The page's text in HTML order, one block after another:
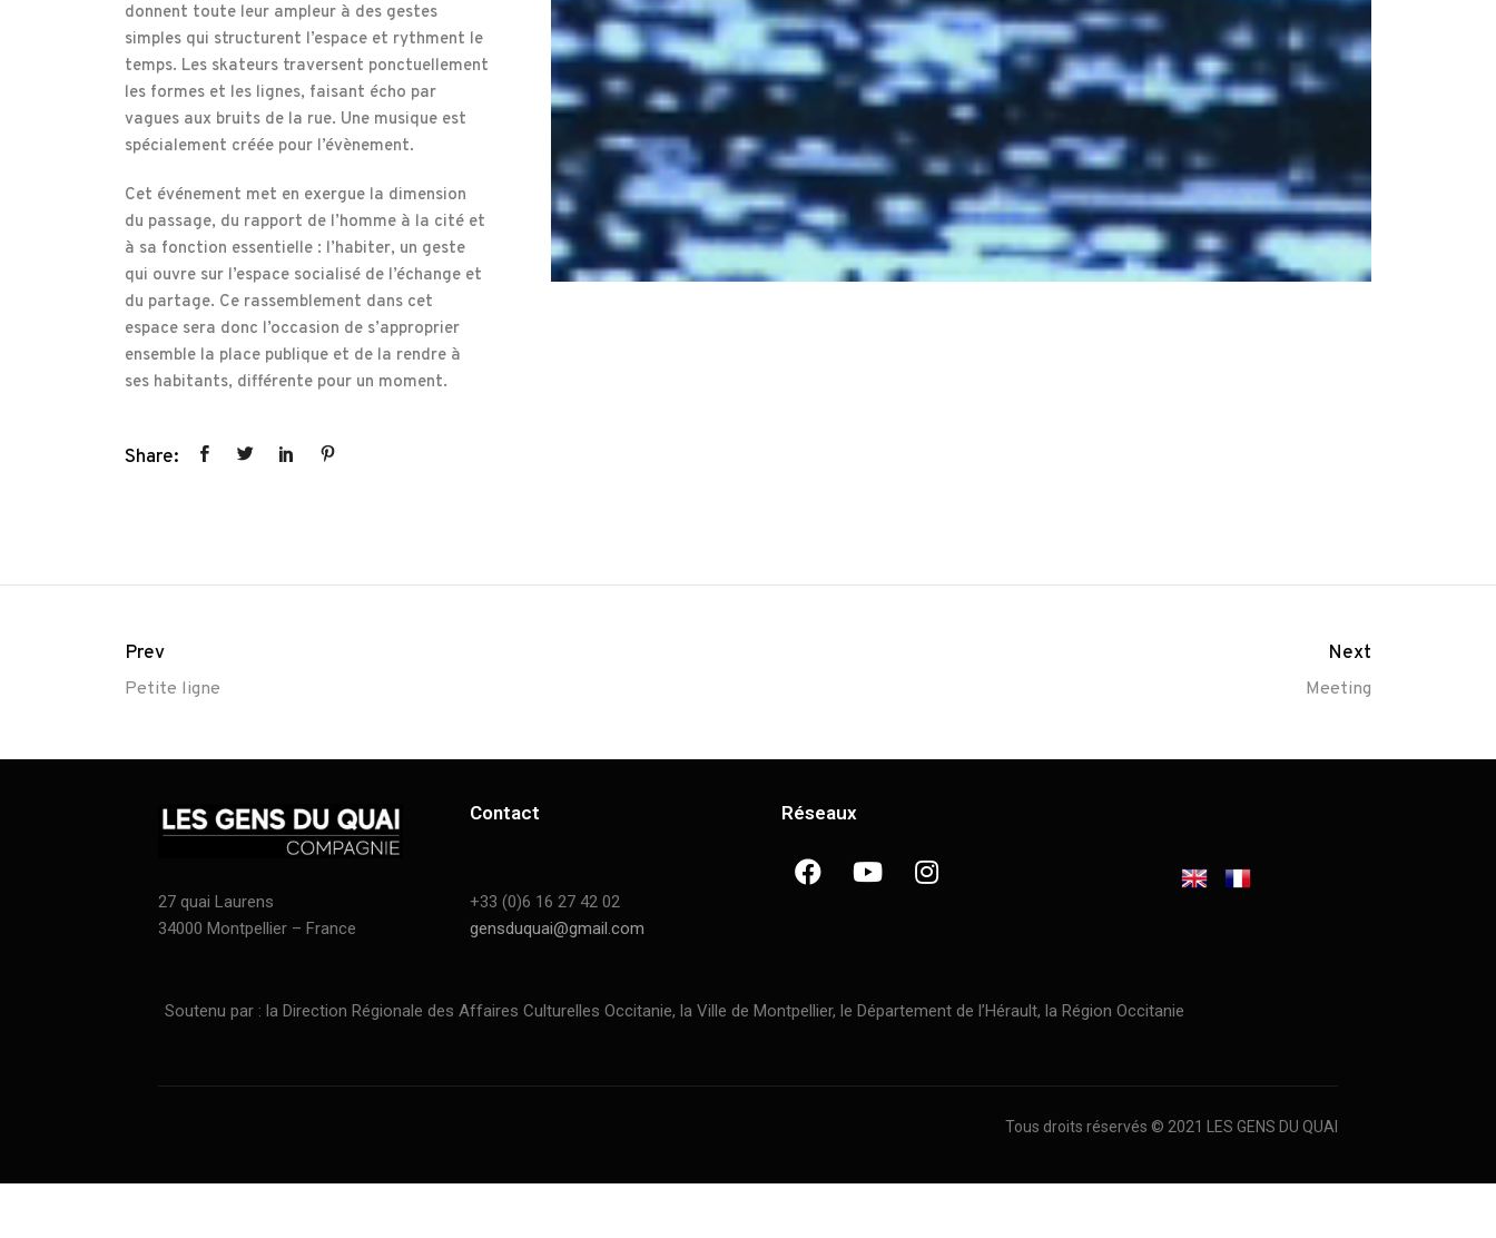
donnent toute leur ampleur à des gestes
simples qui structurent l’espace et rythment le
temps. Les skateurs traversent ponctuellement
les formes et les lignes, faisant écho par
vagues aux bruits de la rue. Une musique est
spécialement créée pour l’évènement.
Cet événement met en exergue la dimension
du passage, du rapport de l’homme à la cité et
à sa fonction essentielle : l’habiter, un geste
qui ouvre sur l’espace socialisé de l’échange et
du partage. Ce rassemblement dans cet
espace sera donc l’occasion de s’approprier
ensemble la place publique et de la rendre à
ses habitants, différente pour un moment.
Share:
Prev
Petite ligne
Next
Meeting
27 quai Laurens
34000 Montpellier – France
Contact
+33 (0)6 16 27 42 02
gensduquai@gmail.com
Réseaux
Soutenu par : la Direction Régionale des Affaires Culturelles Occitanie, la Ville de Montpellier, le Département de l’Hérault, la Région Occitanie
Tous droits réservés © 2021 LES GENS DU QUAI